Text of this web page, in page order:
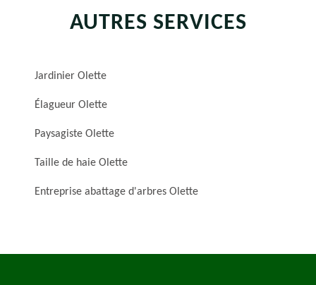
AUTRES SERVICES
Jardinier Olette
Élagueur Olette
Paysagiste Olette
Taille de haie Olette
Entreprise abattage d'arbres Olette